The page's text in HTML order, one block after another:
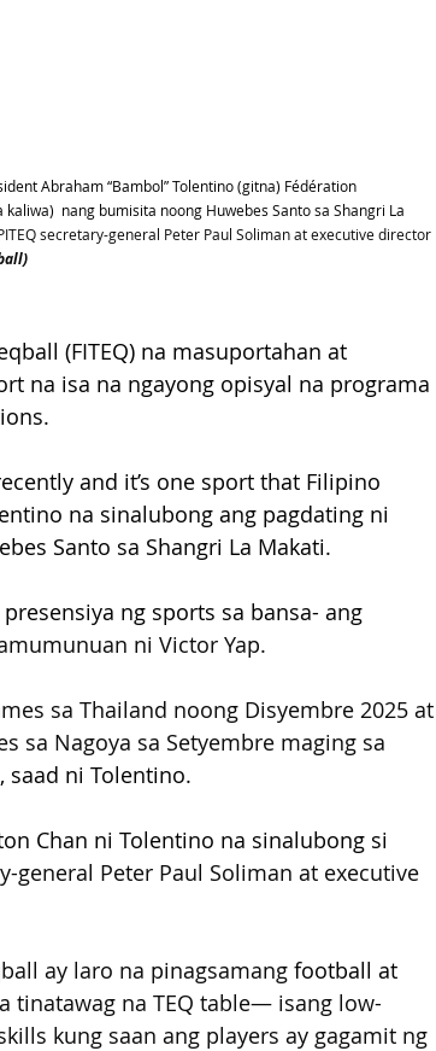
Abraham “Bambol” Tolentino (gitna) Fédération
nang bumisita noong Huwebes Santo sa Shangri La
secretary-general Peter Paul Soliman at executive director
(FITEQ) na masuportahan at
na isa na ngayong opisyal na programa
and it’s one sport that Filipino
na sinalubong ang pagdating ni
Santo sa Shangri La Makati.
ng sports sa bansa- ang
ni Victor Yap.
sa Thailand noong Disyembre 2025 at
sa Nagoya sa Setyembre maging sa
saad ni Tolentino.
Chan ni Tolentino na sinalubong si
general Peter Paul Soliman at executive
ay laro na pinagsamang football at
tinatawag na TEQ table— isang low-
kung saan ang players ay gagamit ng